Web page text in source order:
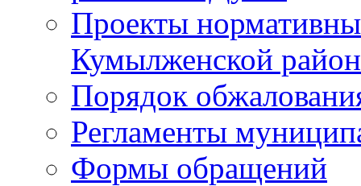
Проекты
Кумылженской
Порядок
Регламенты
Формы обращений